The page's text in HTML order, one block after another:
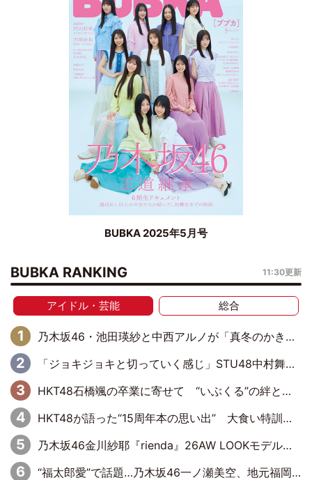
BUBKA 2025年5月号
BUBKA RANKING 11:30更新
アイドル・芸能 総合
乃木坂46・池田瑛紗と中西アルノが「真冬のかき氷」騒動で火花散らす！ 因縁の裏にあるのは、逆境をともに“凌”ぐ似た者同士の絆
「ジョキジョキと切っていく感じ」STU48中村舞、新しい挑戦は自らの手で
HKT48石橋颯の卒業に寄せて “いぶくる”の絆と後輩・龍頭綺音の決意
HKT48が語った“15周年本の思い出” 大食い特訓・守護霊企画・制服グラビア…盛りだくさんの裏話
乃木坂46金川紗耶『rienda』26AW LOOKモデルに就任
“福太郎愛”で話題…乃木坂46一ノ瀬美空、地元福岡『めんべい25周年トップサポーター』に就任